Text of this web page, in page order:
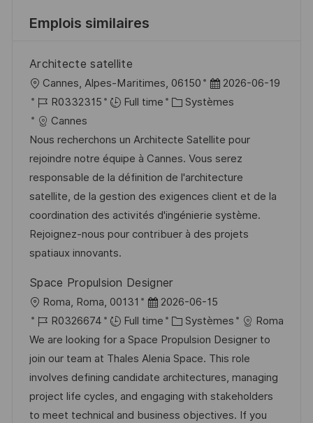
Emplois similaires
Architecte satellite
o
c
a
l
i
s
a
t
i
n
Cannes, Alpes-Maritimes, 06150
D
a
e
d
’
a
f
f
a
g
e
2026-06-19
R
é
f
é
r
e
n
c
e
u
p
o
s
t
e
R0332315 Full time
C
t
é
g
o
r
i
Systèmes
Cannes
Nous recherchons un Architecte Satellite pour
rejoindre notre équipe à Cannes. Vous serez
responsable de la définition de l'architecture
satellite, de la gestion des exigences client et de la
coordination des activités d'ingénierie système.
Rejoignez-nous pour contribuer à des projets
spatiaux innovants.
Space Propulsion Designer
o
c
a
l
i
s
Roma, Roma, 00131
D
a
t
e
d
’
a
2026-06-15
R
é
f
é
r
e
R0326674 Full time
C
a
t
é
g
o
Systèmes
Roma
We are looking for a Space Propulsion Designer to
join our team at Thales Alenia Space. This role
involves defining candidate architectures, managing
project life cycles, and engaging with stakeholders
to meet technical and business objectives. If you